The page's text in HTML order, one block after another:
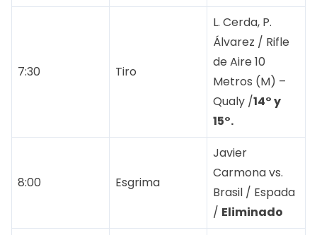
7:30 Tiro
L. Cerda, P.
Álvarez / Rifle
de Aire 10
Metros (M) –
Qualy /14° y
15°.
8:00 Esgrima
Javier
Carmona vs.
Brasil / Espada
/ Eliminado